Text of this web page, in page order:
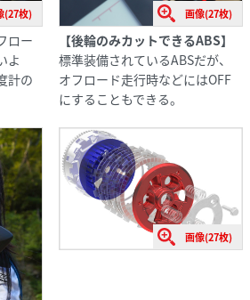
(27枚)
ロー
よ
計の
画像(27枚)
【後輪のみカットできるABS】
標準装備されているABSだが、
オフロード走行時などにはOFF
にすることもできる。
画像(27枚)